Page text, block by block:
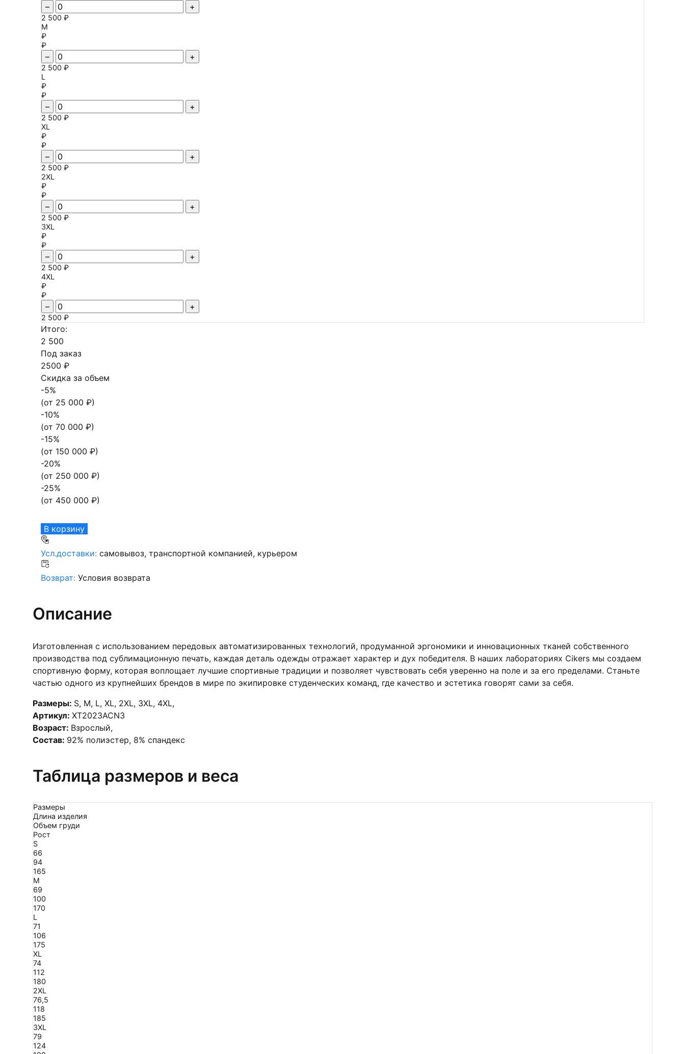
– +
2 500 ₽
M
₽
₽
– +
2 500 ₽
L
₽
₽
– +
2 500 ₽
XL
₽
₽
– +
2 500 ₽
2XL
₽
₽
– +
2 500 ₽
3XL
₽
₽
– +
2 500 ₽
4XL
₽
₽
– +
2 500 ₽
Итого:
2 500
Под заказ
2500 ₽
Скидка за объем
-5%
(от 25 000 ₽)
-10%
(от 70 000 ₽)
-15%
(от 150 000 ₽)
-20%
(от 250 000 ₽)
-25%
(от 450 000 ₽)
В корзину
Усл.доставки: самовывоз, транспортной компанией, курьером
Возврат: Условия возврата
Описание
Изготовленная с использованием передовых автоматизированных технологий, продуманной эргономики и инновационных тканей собственного
производства под сублимационную печать, каждая деталь одежды отражает характер и дух победителя. В наших лабораториях Cikers мы создаем
спортивную форму, которая воплощает лучшие спортивные традиции и позволяет чувствовать себя уверенно на поле и за его пределами. Станьте
частью одного из крупнейших брендов в мире по экипировке студенческих команд, где качество и эстетика говорят сами за себя.
Размеры: S, M, L, XL, 2XL, 3XL, 4XL,
Артикул: XT2023ACN3
Возраст: Взрослый,
Состав: 92% полиэстер, 8% спандекс
Таблица размеров и веса
Размеры
Длина изделия
Объем груди
Рост
S
66
94
165
M
69
100
170
L
71
106
175
XL
74
112
180
2XL
76,5
118
185
3XL
79
124